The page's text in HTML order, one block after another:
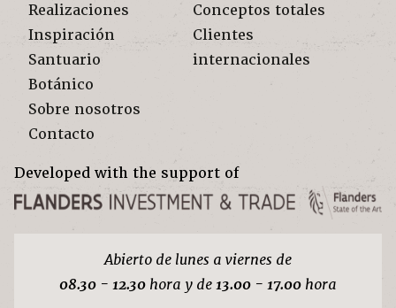
Realizaciones
Inspiración
Santuario
Botánico
Sobre nosotros
Contacto
Conceptos totales
Clientes
internacionales
Developed with the support of
Abierto de lunes a viernes de
08.30 - 12.30 hora y de13.00 - 17.00 hora